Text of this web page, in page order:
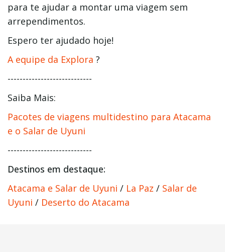
para te ajudar a montar uma viagem sem
arrependimentos.
Espero ter ajudado hoje!
A equipe da Explora ?
----------------------------
Saiba Mais:
Pacotes de viagens multidestino para Atacama
e o Salar de Uyuni
----------------------------
Destinos em destaque:
Atacama e Salar de Uyuni / La Paz / Salar de
Uyuni / Deserto do Atacama